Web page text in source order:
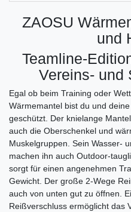
ZAOSU
und
Teamline-
Vereins- und
Egal ob beim Training oder
Wärmemantel bist du und
geschützt. Der knielange
auch die Oberschenkel und
Muskelgruppen. Sein Wasser-
machen ihn auch Outdoor-
sorgt für einen angenehmen
Gewicht. Der große 2-Wege
auch von unten gut zu öffnen.
Reißverschluss ermöglicht das